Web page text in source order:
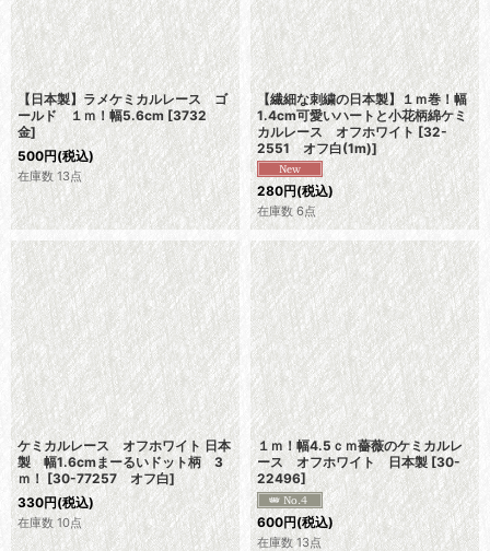
【日本製】ラメケミカルレース ゴ
ールド １ｍ！幅5.6cm [3732
金]
500円(税込)
在庫数 13点
【繊細な刺繍の日本製】１ｍ巻！幅
1.4cm可愛いハートと小花柄綿ケミ
カルレース オフホワイト [32-
2551 オフ白(1m)]
280円(税込)
在庫数 6点
ケミカルレース オフホワイト 日本
製 幅1.6cmまーるいドット柄 3
ｍ！ [30-77257 オフ白]
330円(税込)
在庫数 10点
１ｍ！幅4.5ｃｍ薔薇のケミカルレ
ース オフホワイト 日本製 [30-
22496]
600円(税込)
在庫数 13点